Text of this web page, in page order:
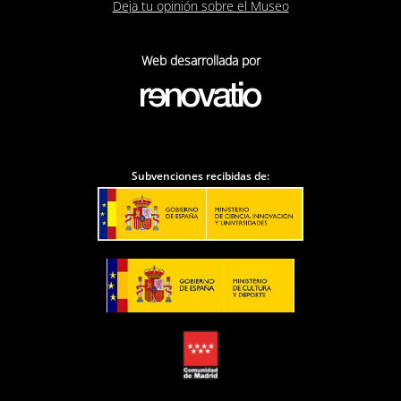
exageradamente fuerte y Vidal, en un alarde de fuerza y
prepotencia ante el rival, multiplica la oferta de Javier y
8. Cuarteto y subasta.¿Dónde estará Carolina?…
Cuánto tiempo sin verte Luisa Fernanda
Señoras y caballeros
(Javier, Mariana, Luisa
Por fin estalla la insurrección popular en Madrid.
Mientras Luisa Fernanda y Mariana rezan, entra Aníbal
herido leve y cuenta cómo van las cosas afuera. Luego
lo único que le mueve es el amor a Luisa Fernanda y no
Deja tu opinión sobre el Museo
Web desarrollada por
Subvenciones recibidas de: